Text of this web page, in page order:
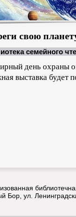
свою
семейного
день охраны
выставка будет
Бор, ул.